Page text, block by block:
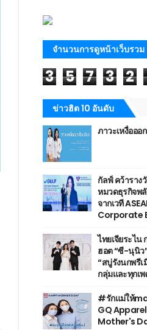
จำนวนการดูหน้าเว็บรวม
3 5 7 3 2
ข่าวฮิต 10 อันดับ
ภาวะเหงื่อออ
กัลฟ์ คว้าราง
หมวดธุรกิจพ
จากเวที
Corporate
ไทยเจียระไน
ฮอต “ซี-นุนิว
“สบู่รังนกพรี
กลุ่มและทุกเ
#รักแม่ให้
GQ
Mother's